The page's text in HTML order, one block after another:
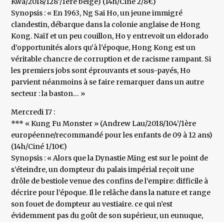
Synopsis : « En 1963, Ng Sai Ho, un jeune immigré
clandestin, débarque dans la colonie anglaise de Hong
Kong. Naïf et un peu couillon, Ho y entrevoit un eldorado
d’opportunités alors qu’à l’époque, Hong Kong est un
véritable chancre de corruption et de racisme rampant. Si
les premiers jobs sont éprouvants et sous-payés, Ho
parvient néanmoins à se faire remarquer dans un autre
secteur : la baston… »
Mercredi 17 :
*** « Kung Fu Monster » (Andrew Lau/2018/104’/1ère
européenne/recommandé pour les enfants de 09 à 12 ans)
(14h/Ciné 1/10€)
Synopsis : « Alors que la Dynastie Ming est sur le point de
s’éteindre, un dompteur du palais impérial reçoit une
drôle de bestiole venue des confins de l’empire: difficile à
décrire pour l’époque. Il le relâche dans la nature et range
son fouet de dompteur au vestiaire. ce qui n’est
évidemment pas du goût de son supérieur, un eunuque,